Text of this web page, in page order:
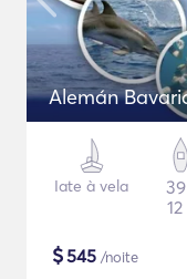
Alemán
Iate à vela
$545 /noite